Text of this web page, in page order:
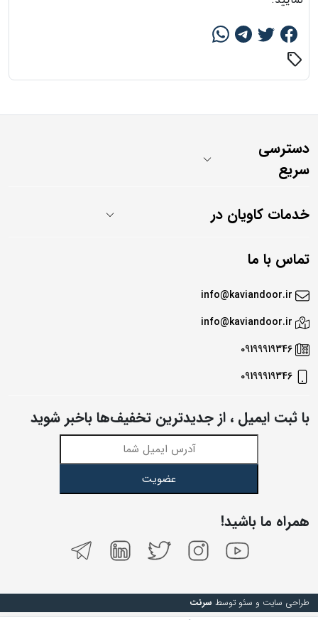
sell
دسترسی
سریع
خدمات کاویان در
تماس با ما
info@kaviandoor.ir
info@kaviandoor.ir
09199919346
09199919346
با ثبت ایمیل ، از جدید‌ترین تخفیف‌ها با‌خبر شوید
عضویت
همراه ما باشید!
طراحی سایت و سئو توسط سرنت